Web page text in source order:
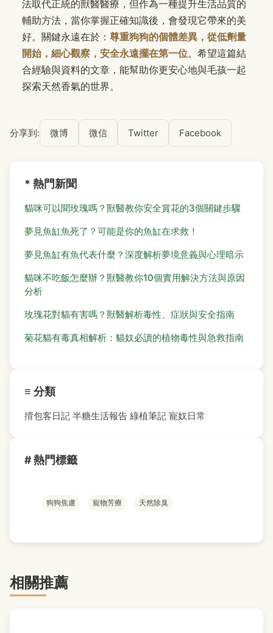
法取代正統的獸醫醫療，但作為一種提升生活品質的
輔助方法，當你掌握正確知識後，會發現它帶來的美
好。關鍵永遠在於： 尊重狗狗的個體差異，從低劑量
開始，細心觀察，安全永遠擺在第一位。希望這篇結
合經驗與資料的文章，能幫助你更安心地與毛孩一起
探索天然香氣的世界。
分享到: 微博 微信 Twitter Facebook
* 熱門新聞
貓咪可以聞玫瑰嗎？獸醫教你安全賞花的3個關鍵步驟
夢見魚缸魚死了？可能是你的魚缸在求救！
夢見魚缸有魚代表什麼？深度解析夢境意義與心理暗示
貓咪不吃飯怎麼辦？獸醫教你10個實用解決方法與原因
分析
玫瑰花對貓有害嗎？獸醫解析毒性、症狀與安全指南
菊花貓有毒真相解析：貓奴必讀的植物毒性與急救指南
≡ 分類
揹包客日記 半糖生活報告 綠植筆記 寵奴日常
# 熱門標籤
狗狗焦慮 寵物芳療 天然除臭
相關推薦